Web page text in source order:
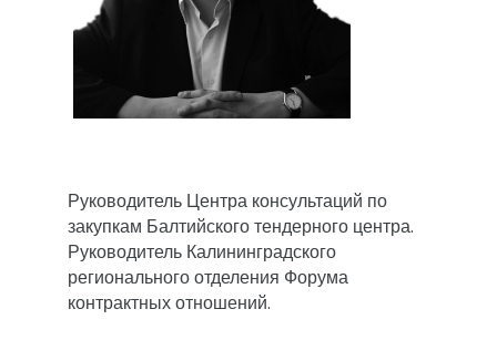
Руководитель Центра консультаций по
закупкам Балтийского тендерного центра.
Руководитель Калининградского
регионального отделения Форума
контрактных отношений.